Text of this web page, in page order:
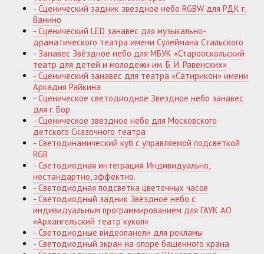
- Сценический задник звездное небо RGBW для РДК г.
Ванино
- Сценический LED занавес для музыкально-
драматического театра имени Сулеймана Стальского
- Занавес Звёздное небо для МБУК «Старооскольский
театр для детей и молодежи им. Б. И. Равенских»
- Сценический занавес для театра «Сатирикон» имени
Аркадия Райкина
- Сценическое светодиодное Звездное небо занавес
для г. Бор
- Сценическое звездное небо для Московского
детского Сказочного театра
- Светодинамический куб с управляемой подсветкой
RGB
- Светодиодная интеграция. Индивидуально,
нестандартно, эффектно.
- Светодиодная подсветка цветочных часов
- Светодиодный задник Звёздное небо с
индивидуальным программированием для ГАУК АО
«Архангельский театр кукол»
- Светодиодные видеопанели для рекламы
- Светодиодный экран на опоре башенного крана